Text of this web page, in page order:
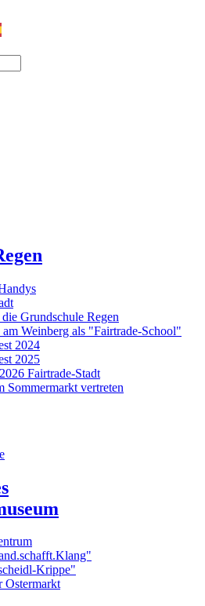
Grundschule Regen
Weinberg als "Fairtrade-School"
2024
2025
Fairtrade-Stadt
Sommermarkt vertreten
Krippe"
Ostermarkt